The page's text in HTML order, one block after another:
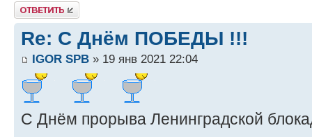
Ответить
Re: С Днём ПОБЕДЫ !!!
IGOR SPB » 19 янв 2021 22:04
С Днём прорыва Ленинградской